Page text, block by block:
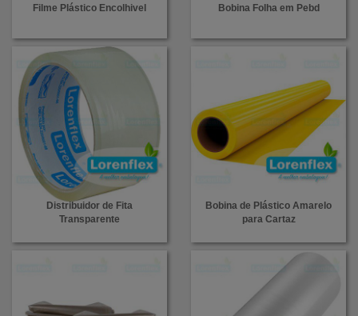
Filme Plástico Encolhivel Bobina Folha em Pebd
Distribuidor de Fita
Transparente
Bobina de Plástico Amarelo
para Cartaz